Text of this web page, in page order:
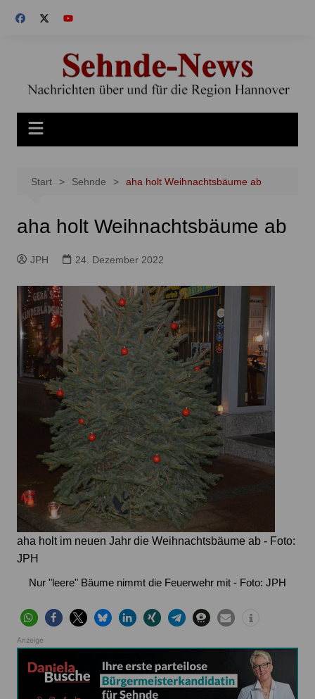
Inhalt
Start Sehnde aha holt Weihnachtsbäume ab
aha holt Weihnachtsbäume ab
JPH 24. Dezember 2022
aha holt im neuen Jahr die Weihnachtsbäume ab - Foto:
JPH
Nur "leere" Bäume nimmt die Feuerwehr mit - Foto: JPH
Anzeige